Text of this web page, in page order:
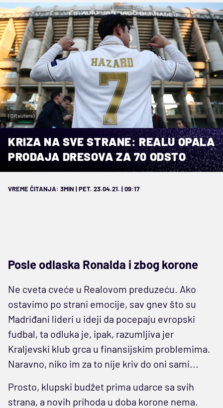
(©Reuters)
KRIZA NA SVE STRANE: REALU OPALA
PRODAJA DRESOVA ZA 70 ODSTO
VREME ČITANJA: 3MIN | PET. 23.04.21. | 09:17
Posle odlaska Ronalda i zbog korone
Ne cveta cveće u Realovom preduzeću. Ako
ostavimo po strani emocije, sav gnev što su
Madriđani lideri u ideji da pocepaju evropski
fudbal, ta odluka je, ipak, razumljiva jer
Kraljevski klub grca u finansijskim problemima.
Naravno, niko im za to nije kriv do oni sami...
Prosto, klupski budžet prima udarce sa svih
strana, a novih prihoda u doba korone nema.